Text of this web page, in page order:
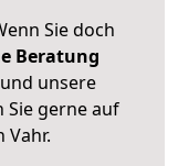
Sie doch
Beratung
unsere
gerne auf
Vahr.